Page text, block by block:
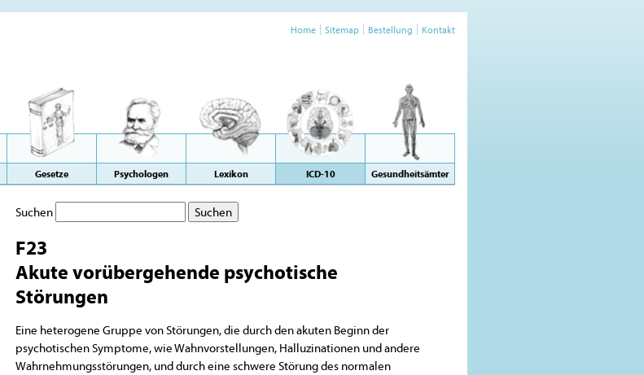
Home Sitemap Bestellung Kontakt
Gesetze Psychologen Lexikon ICD-10 Gesundheitsämter
Suchen
F23
Akute vorübergehende psychotische
Störungen
Eine heterogene Gruppe von Störungen, die durch den akuten Beginn der
psychotischen Symptome, wie Wahnvorstellungen, Halluzinationen und andere
Wahrnehmungsstörungen, und durch eine schwere Störung des normalen